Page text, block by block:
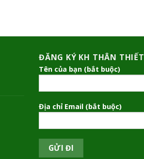
ĐĂNG KÝ KH THÂN THIẾT
Tên của bạn (bắt buộc)
Địa chỉ Email (bắt buộc)